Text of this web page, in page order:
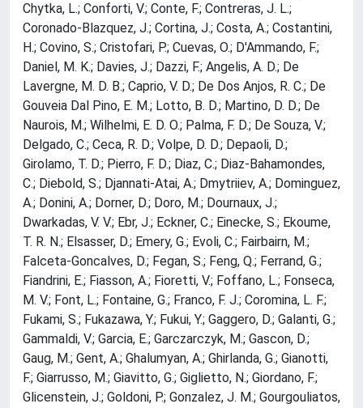
Chytka, L.; Conforti, V.; Conte, F.; Contreras, J. L.;
Coronado-Blazquez, J.; Cortina, J.; Costa, A.; Costantini,
H.; Covino, S.; Cristofari, P.; Cuevas, O.; D'Ammando, F.;
Daniel, M. K.; Davies, J.; Dazzi, F.; Angelis, A. D.; De
Lavergne, M. D. B.; Caprio, V. D.; De Dos Anjos, R. C.; De
Gouveia Dal Pino, E. M.; Lotto, B. D.; Martino, D. D.; De
Naurois, M.; Wilhelmi, E. D. O.; Palma, F. D.; De Souza, V.;
Delgado, C.; Ceca, R. D.; Volpe, D. D.; Depaoli, D.;
Girolamo, T. D.; Pierro, F. D.; Diaz, C.; Diaz-Bahamondes,
C.; Diebold, S.; Djannati-Atai, A.; Dmytriiev, A.; Dominguez,
A.; Donini, A.; Dorner, D.; Doro, M.; Dournaux, J.;
Dwarkadas, V. V.; Ebr, J.; Eckner, C.; Einecke, S.; Ekoume,
T. R. N.; Elsasser, D.; Emery, G.; Evoli, C.; Fairbairn, M.;
Falceta-Goncalves, D.; Fegan, S.; Feng, Q.; Ferrand, G.;
Fiandrini, E.; Fiasson, A.; Fioretti, V.; Foffano, L.; Fonseca,
M. V.; Font, L.; Fontaine, G.; Franco, F. J.; Coromina, L. F.;
Fukami, S.; Fukazawa, Y.; Fukui, Y.; Gaggero, D.; Galanti, G.;
Gammaldi, V.; Garcia, E.; Garczarczyk, M.; Gascon, D.;
Gaug, M.; Gent, A.; Ghalumyan, A.; Ghirlanda, G.; Gianotti,
F.; Giarrusso, M.; Giavitto, G.; Giglietto, N.; Giordano, F.;
Glicenstein, J.; Goldoni, P.; Gonzalez, J. M.; Gourgouliatos,